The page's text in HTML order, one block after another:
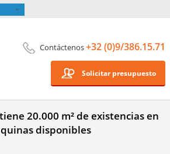
Contáctenos+32 (0)9/386.15.71
Solicitar presupuesto
20.000 m² de existencias en
disponibles